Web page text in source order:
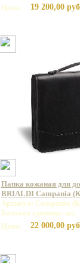
Цена:
19 200,00
Папка кожаная для
BRIALDI Campania
Артикул: Campania
Базовая единица: шт
Цена:
22 000,00